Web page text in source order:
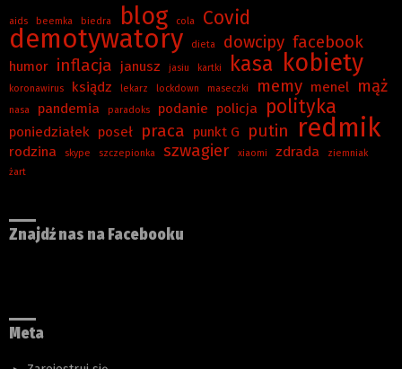
aids beemka biedra blog cola Covid
demotywatory dieta dowcipy facebook
humor inflacja janusz jasiu kartki kasa kobiety
koronawirus ksiądz lekarz lockdown maseczki memy menel mąż
nasa pandemia paradoks podanie policja polityka
poniedziałek poseł praca punkt G putin redmik
rodzina skype szczepionka szwagier xiaomi zdrada
ziemniak
żart
Znajdź nas na Facebooku
Meta